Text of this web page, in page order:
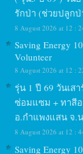
รักป่า (ช่วยปลูก
8 August 2026 at 12 :
Saving Energy
Volunteer
8 August 2026 at 12 :
รุ่น 1 ปี 69 วันเส
ซ่อมแซม + ทาสีอ
อ.กำแพงแสน จ.
8 August 2026 at 12 :
Saving Energy